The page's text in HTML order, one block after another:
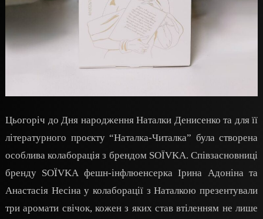
Цьогоріч до Дня народження Наталки Денисенко та для її
літературного проєкту “Наталка-Читалка” була створена
особлива колаборація з брендом SOЇVKA. Співзасновниці
бренду SOЇVKA фешн-інфлюенсерка Ірина Адоніна та
Анастасія Несіна у колаборації з Наталкою презентували
три аромати свічок, кожен з яких став втіленням не лише